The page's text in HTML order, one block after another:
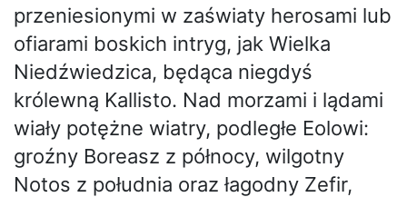
przeniesionymi w zaświaty herosami lub
ofiarami boskich intryg, jak Wielka
Niedźwiedzica, będąca niegdyś
królewną Kallisto. Nad morzami i lądami
wiały potężne wiatry, podległe Eolowi:
groźny Boreasz z północy, wilgotny
Notos z południa oraz łagodny Zefir,